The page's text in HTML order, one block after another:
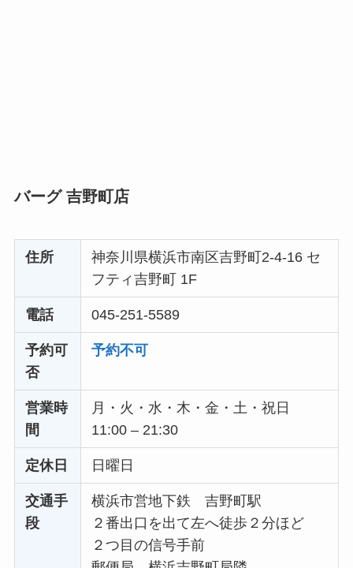
バーグ 吉野町店
住所
神奈川県横浜市南区吉野町2-4-16 セ
フティ吉野町 1F
電話 045-251-5589
予約可
否
予約不可
営業時
間
月・火・水・木・金・土・祝日
11:00 – 21:30
定休日 日曜日
交通手
段
横浜市営地下鉄 吉野町駅
２番出口を出て左へ徒歩２分ほど
２つ目の信号手前